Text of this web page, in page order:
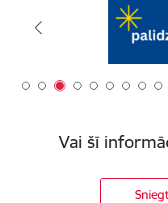
Vai šī